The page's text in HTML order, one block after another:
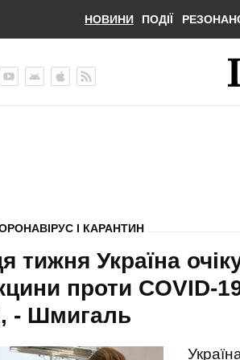
НОВИНИ ПОДІЇ
І КАРАНТИН
тижня Україна
проти COVID-
- Шмигаль